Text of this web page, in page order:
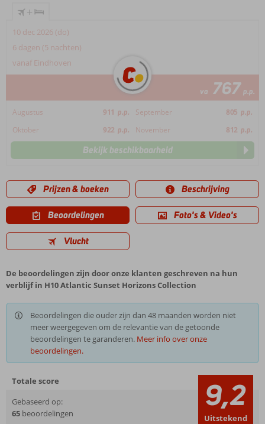
+
10 dec 2026 (do)
6 dagen (5 nachten)
vanaf Eindhoven
va 767 p.p.
Augustus 911 p.p. September 805 p.p.
Oktober
922 p.p. November 812 p.p.
Bekijk beschikbaarheid
Prijzen & boeken Beschrijving
Beoordelingen Foto's & Video's
Vlucht
De beoordelingen zijn door onze klanten geschreven na hun
verblijf in H10 Atlantic Sunset Horizons Collection
Beoordelingen die ouder zijn dan 48 maanden worden niet
meer weergegeven om de relevantie van de getoonde
beoordelingen te garanderen. Meer info over onze
beoordelingen.
Totale score
Gebaseerd op:
65 beoordelingen 9,2
Uitstekend